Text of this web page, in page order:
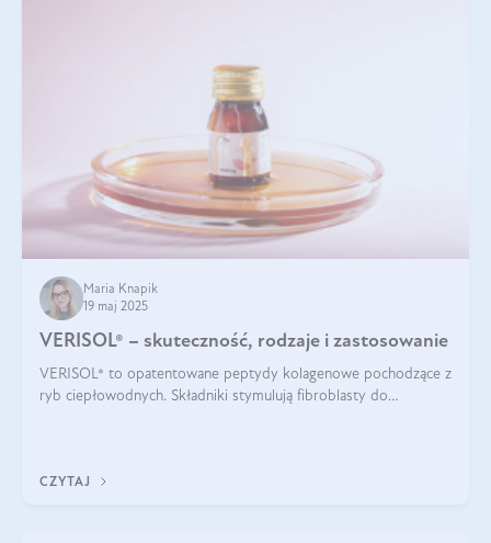
Maria Knapik
19 maj 2025
VERISOL® – skuteczność, rodzaje i zastosowanie
VERISOL® to opatentowane peptydy kolagenowe pochodzące z
ryb ciepłowodnych. Składniki stymulują fibroblasty do
CZYTAJ